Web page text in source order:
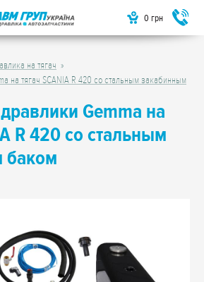
0 грн
на тягач
на тягач SCANIA R 420 со стальным закабинным
Gemma на
R 420 со стальным
баком